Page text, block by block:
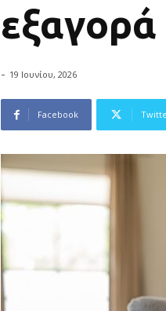
- 19 Ιουνίου, 2026
Facebook